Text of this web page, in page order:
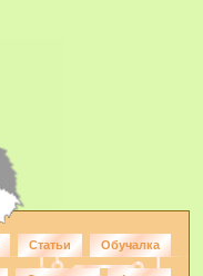
Статьи Обучалка